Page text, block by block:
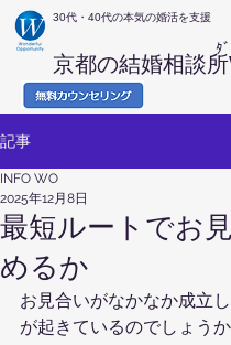
京都の結婚相談
ﾀ
​30代・40代の本気の婚活を支援
記事
最短ルートでお
めるか
INFO WO
2025年12月8日
お見合いがなかなか成立
が起きているのでしょうか